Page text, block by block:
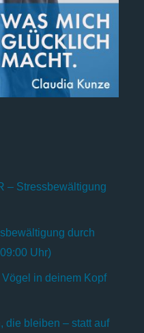
– Stressbewältigung
durch
Uhr)
in deinem Kopf
die bleiben – statt auf